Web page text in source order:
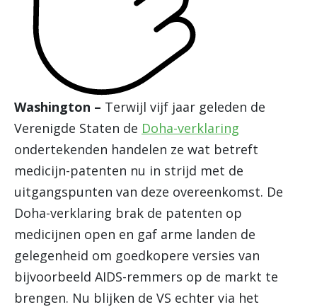
Washington – Terwijl vijf jaar geleden de
Verenigde Staten de Doha-verklaring
ondertekenden handelen ze wat betreft
medicijn-patenten nu in strijd met de
uitgangspunten van deze overeenkomst. De
Doha-verklaring brak de patenten op
medicijnen open en gaf arme landen de
gelegenheid om goedkopere versies van
bijvoorbeeld AIDS-remmers op de markt te
brengen. Nu blijken de VS echter via het